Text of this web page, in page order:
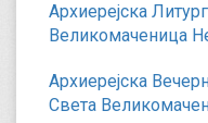
Архиерејска
Великомаченица
Архиерејска
Света